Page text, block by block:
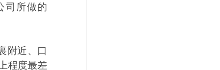
司所做的
附近、口
程度最差